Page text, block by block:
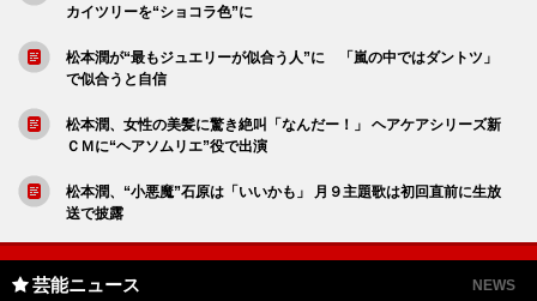
カイツリーを“ショコラ色”に
松本潤が“最もジュエリーが似合う人”に 「嵐の中ではダントツ」
で似合うと自信
松本潤、女性の美髪に驚き絶叫「なんだー！」 ヘアケアシリーズ新
ＣＭに“ヘアソムリエ”役で出演
松本潤、“小悪魔”石原は「いいかも」 月９主題歌は初回直前に生放
送で披露
芸能ニュース NEWS